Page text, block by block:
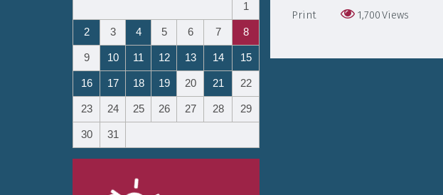
Print 1,700Views
1
2 3 4 5 6 7 8
9 10 11 12 13 14 15
16 17 18 19 20 21 22
23 24 25 26 27 28 29
30 31